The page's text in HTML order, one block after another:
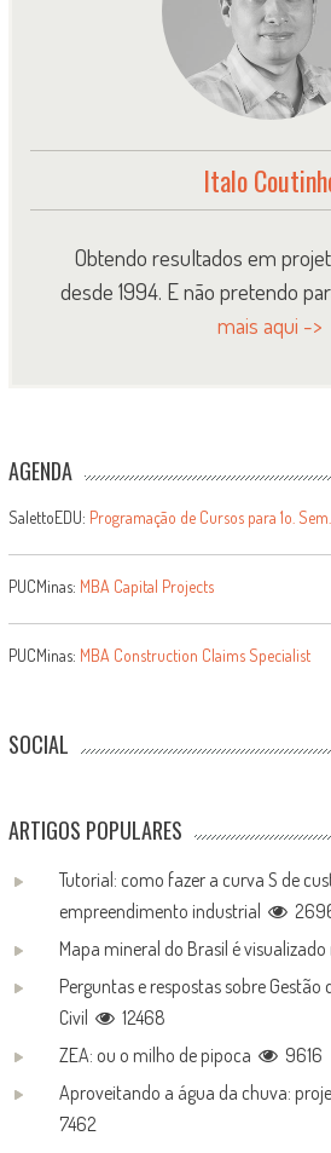
Italo
Obtendo resultados em
desde 1994. E não pretendo
mais aqui ->
AGENDA
SalettoEDU: Programação de Cursos para 1o.
PUCMinas: MBA Capital Projects
PUCMinas: MBA Construction Claims Specialist
SOCIAL
ARTIGOS POPULARES
Tutorial: como fazer a curva S de
empreendimento industrial
Mapa mineral do Brasil é
Perguntas e respostas sobre Gestão
Civil
12468
ZEA: ou o milho de pipoca
9616
Aproveitando a água da chuva:
7462